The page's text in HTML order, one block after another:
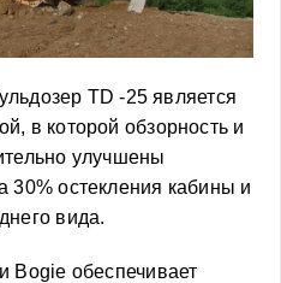
TD -25 является
в которой обзорность и
улучшены
30% остекления кабины и
вида.
Bogie обеспечивает